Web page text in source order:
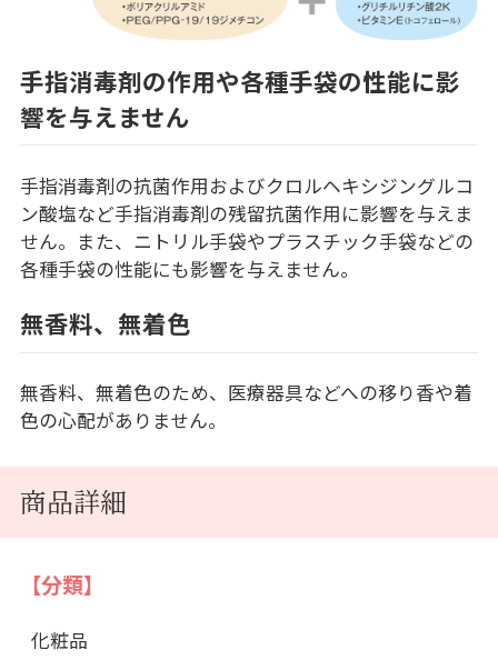
手指消毒剤の作用や各種手袋の性能に影
響を与えません
手指消毒剤の抗菌作用およびクロルヘキシジングルコ
ン酸塩など手指消毒剤の残留抗菌作用に影響を与えま
せん。また、ニトリル手袋やプラスチック手袋などの
各種手袋の性能にも影響を与えません。
無香料、無着色
無香料、無着色のため、医療器具などへの移り香や着
色の心配がありません。
商品詳細
【分類】
化粧品